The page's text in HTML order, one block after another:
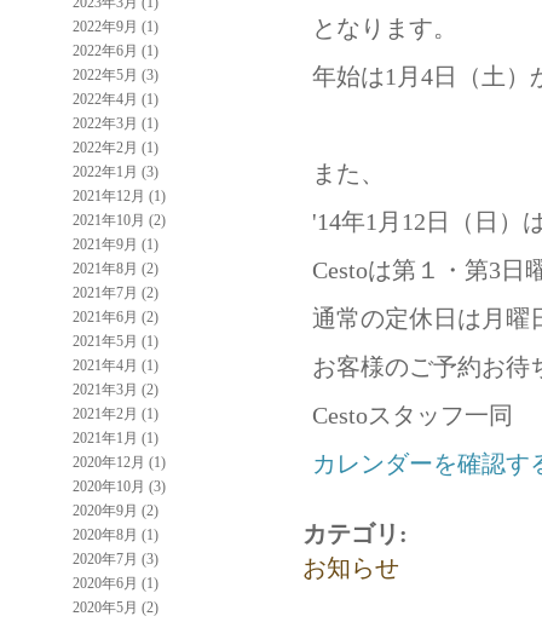
となります。
年始は1月4日（土）
また、
'14年1月12日（日）
Cestoは第１・第3日
通常の定休日は月曜
お客様のご予約お待
Cestoスタッフ一同
カレンダーを確認
カテゴリ :
お知らせ
2022年9月 (1)
2022年6月 (1)
2022年5月 (3)
2022年4月 (1)
2022年3月 (1)
2022年2月 (1)
2022年1月 (3)
2021年12月 (1)
2021年10月 (2)
2021年9月 (1)
2021年8月 (2)
2021年7月 (2)
2021年6月 (2)
2021年5月 (1)
2021年4月 (1)
2021年3月 (2)
2021年2月 (1)
2021年1月 (1)
2020年12月 (1)
2020年10月 (3)
2020年9月 (2)
2020年8月 (1)
2020年7月 (3)
2020年6月 (1)
2020年5月 (2)